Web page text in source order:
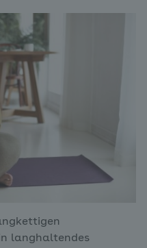
langhaltendes